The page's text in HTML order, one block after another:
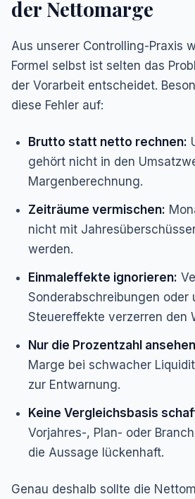
der Nettomarge
Aus unserer Controlling-Praxis
Formel selbst ist selten das
der Vorarbeit entscheidet.
diese Fehler auf:
Brutto statt netto rechnen:
gehört nicht in den
Margenberechnung.
Zeiträume vermischen:
nicht mit
werden.
Einmaleffekte ignorieren:
Sonderabschreibungen oder
Steuereffekte verzerren den
Nur die Prozentzahl
Marge bei schwacher
zur Entwarnung.
Keine Vergleichsbasis
Vorjahres-, Plan- oder
die Aussage lückenhaft.
Genau deshalb sollte die